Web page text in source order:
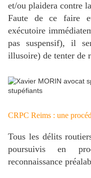
et/ou plaidera contre
Faute de ce faire
exécutoire
pas suspensif), il
illusoire) de tenter de
CRPC Reims : une
Tous les délits
poursuivis en
reconnaissance